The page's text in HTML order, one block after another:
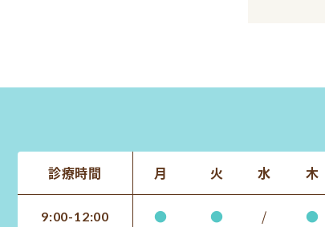
診療時間 月 火 水 木
9:00-12:00 ● ● / ●